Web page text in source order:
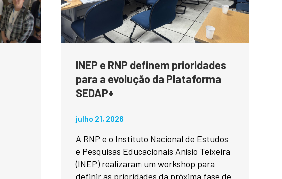
INEP e RNP definem prioridades
para a evolução da Plataforma
SEDAP+
julho 21, 2026
A RNP e o Instituto Nacional de Estudos
e Pesquisas Educacionais Anísio Teixeira
(INEP) realizaram um workshop para
definir as prioridades da próxima fase de